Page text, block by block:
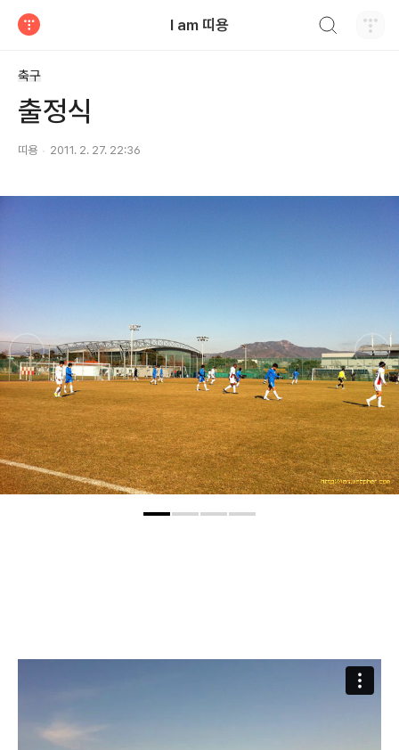
I am 띠용
축구
출정식
띠용 2011. 2. 27. 22:36